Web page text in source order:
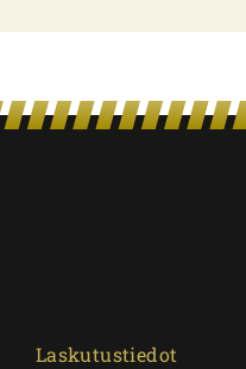
Laskutustiedot